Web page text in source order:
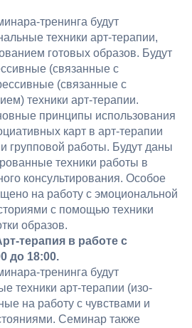
тренинга будут
техники арт-терапии,
готовых образов. Будут
(связанные с
(связанные с
техники арт-терапии.
принципы использования
карт в арт-терапии
групповой работы. Будут даны
техники работы в
консультирования. Особое
на работу с эмоциональной
с помощью техники
образов.
терапия в работе с
до 18:00.
тренинга будут
техники арт-терапии (изо-
на работу с чувствами и
Семинар также